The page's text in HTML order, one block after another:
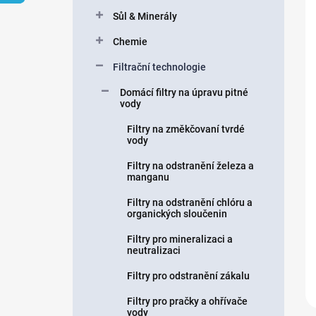
Sůl & Minerály
Chemie
Filtrační technologie
Domácí filtry na úpravu pitné
vody
Filtry na změkčovaní tvrdé
vody
Filtry na odstranění železa a
manganu
Filtry na odstranění chlóru a
organických sloučenin
Filtry pro mineralizaci a
neutralizaci
Filtry pro odstranění zákalu
Filtry pro pračky a ohřívače
vody